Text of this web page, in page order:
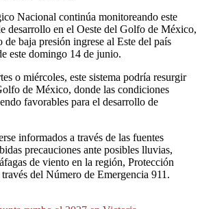
Nacional continúa monitoreando este
desarrollo en el Oeste del Golfo de México,
de baja presión ingrese al Este del país
este domingo 14 de junio.
o miércoles, este sistema podría resurgir
de México, donde las condiciones
favorables para el desarrollo de
informados a través de las fuentes
precauciones ante posibles lluvias,
de viento en la región, Protección
del Número de Emergencia 911.